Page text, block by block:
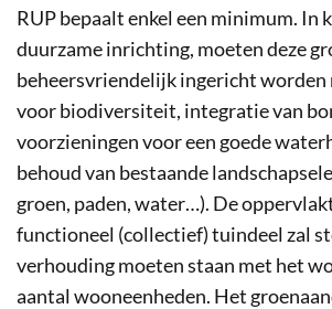
RUP bepaalt enkel een minimum. In
duurzame inrichting, moeten deze
beheersvriendelijk ingericht worden
voor biodiversiteit, integratie van
voorzieningen voor een goede
behoud van bestaande
groen, paden, water…). De
functioneel (collectief) tuindeel zal
verhouding moeten staan met het
aantal wooneenheden. Het